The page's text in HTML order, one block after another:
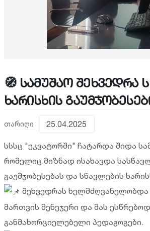
🧭 სამუშაო შეხვედრა
ხარისხის
თარიღი 25.04.2025
სსსც "ეკვატორში" ჩატარდა შიდა
რომელიც მიზნად ისახავდა
გაუმჯობესებას და სწავლების
შეხვედრას ხელმძღვანელობდა
მართვის მენეჯერი და მას
განმახორციელებელი პედაგოგები.